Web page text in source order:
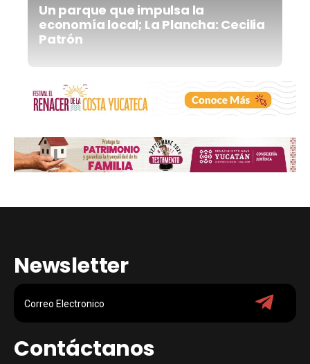
Un parque que impulsa la
economía local; La Plancha: Cecilia
Patrón
Newsletter
Contáctanos